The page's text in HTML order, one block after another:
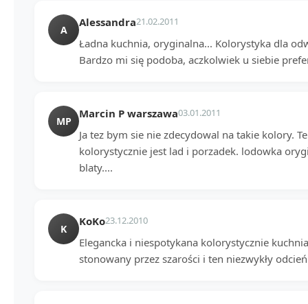
A
Alessandra21.02.2011
Ładna kuchnia, oryginalna... Kolorystyka dla
Bardzo mi się podoba, aczkolwiek u siebie
MP
Marcin P warszawa03.01.2011
Ja tez bym sie nie zdecydowal na takie kolory.
kolorystycznie jest lad i porzadek. lodowka
blaty....
K
KoKo23.12.2010
Elegancka i niespotykana kolorystycznie
stonowany przez szarości i ten niezwykły